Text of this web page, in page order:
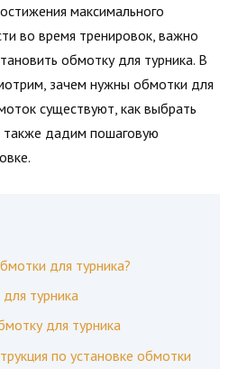
максимального
во время тренировок, важно
обмотку для турника. В
зачем нужны обмотки для
существуют, как выбрать
дадим пошаговую
для турника?
турника
для турника
по установке обмотки